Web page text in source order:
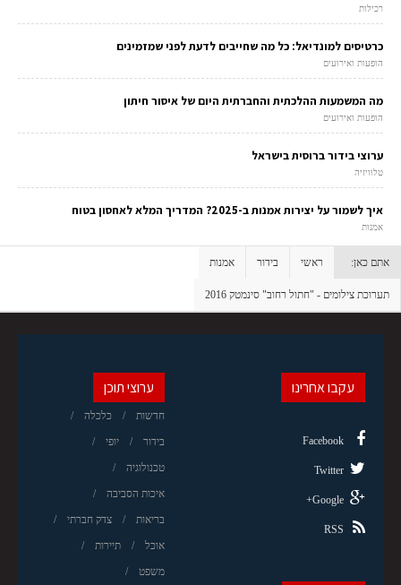
רכילות
כרטיסים למונדיאל: כל מה שחייבים לדעת לפני שמזמינים
הופעות ואירועים
מה המשמעות ההלכתית והחברתית היום של איסור חיתון
הופעות ואירועים
ערוצי בידור ברוסית בישראל
טלוויזיה
איך לשמור על יצירות אמנות ב-2025? המדריך המלא לאחסון בטוח
אמנות
אתם כאן: ראשי בידור אמנות
תערוכת צילומים - "חתול רחוב" סינמטק 2016
ערוצי תוכן
חדשות כלכלה
בידור יופי
טכנולוגיה
איכות הסביבה
בריאות צדק חברתי
אוכל תיירות
משפט
עקבו אחרינו
Facebook
Twitter
Google+
RSS